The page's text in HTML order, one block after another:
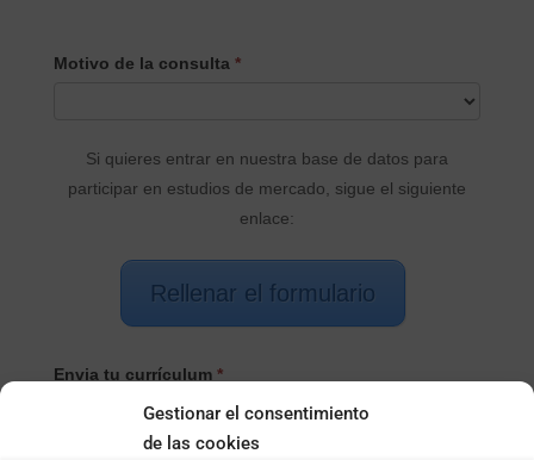
Gestionar el consentimiento
de las cookies
CONTACTO
Motivo de la consulta *
Si quieres entrar en nuestra base de datos para
participar en estudios de mercado, sigue el siguiente
enlace:
Rellenar el formulario
Envia tu currículum *